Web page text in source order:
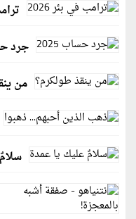
جرد
من